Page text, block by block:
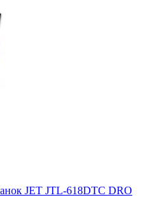
JET JTL-618DTC DRO